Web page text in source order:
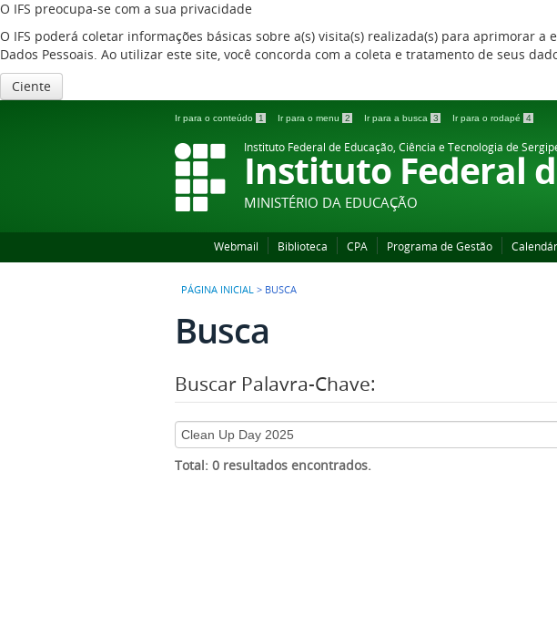
O IFS preocupa-se com a sua privacidade
O IFS poderá coletar informações básicas sobre a(s) visita(s) realizada(s) para aprimorar
Dados Pessoais. Ao utilizar este site, você concorda com a coleta e tratamento de seus
Ciente
Ir para o conteúdo 1 Ir para o menu 2 Ir para a busca 3 Ir para o rodapé 4
Instituto Federal de Educação, Ciência e Tecnologia de
Instituto Federal
MINISTÉRIO DA EDUCAÇÃO
Webmail Biblioteca CPA Programa de Gestão
PÁGINA INICIAL > BUSCA
Busca
Buscar Palavra-Chave:
Total: 0 resultados encontrados.